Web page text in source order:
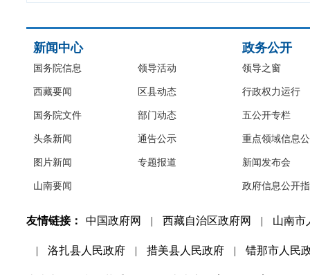
新闻中心
国务院信息
西藏要闻
国务院文件
头条新闻
图片新闻
山南要闻
领导活动
区县动态
部门动态
通告公示
专题报道
政务公开
领导之窗
行政权力运行
五公开专栏
重点领域信息
新闻发布会
政府信息公开
友情链接： 中国政府网 | 西藏自治区政府网 | 山南市
| 洛扎县人民政府 | 措美县人民政府 | 错那市人民